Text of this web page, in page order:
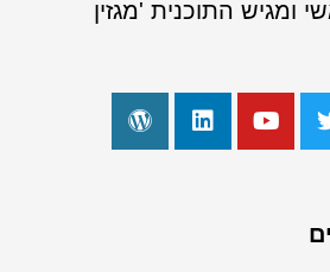
ומגיש התוכנית 'מגזין